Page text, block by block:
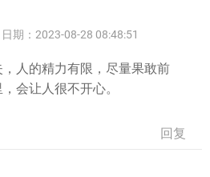
期：2023-08-28 08:48:51
人的精力有限，尽量果敢前
会让人很不开心。
回复